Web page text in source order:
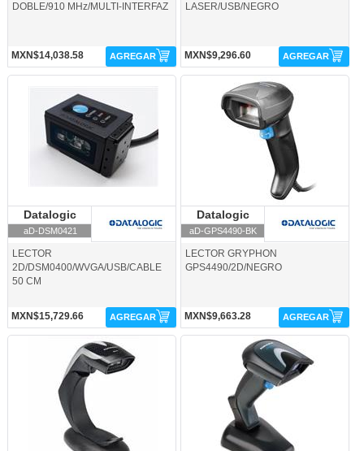
DOBLE/910 MHz/MULTI-INTERFAZ
MXN$14,038.58 AGREGAR
LASER/USB/NEGRO
MXN$9,296.60 AGREGAR
Datalogic
aD-DSM0421
LECTOR
2D/DSM0400/WVGA/USB/CABLE
50 CM
MXN$15,729.66 AGREGAR
aD-GPS4490-BK-Datalogic
Datalogic
aD-GPS4490-BK
LECTOR GRYPHON
GPS4490/2D/NEGRO
MXN$9,663.28 AGREGAR
aD-HD3130-BKK1B-Datalogic aD-M3301-01021000230-Datalogic